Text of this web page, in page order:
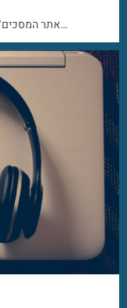
"אתר המסכים" משרת קהילה צרכנית הצורכת שירותי תיקונים…